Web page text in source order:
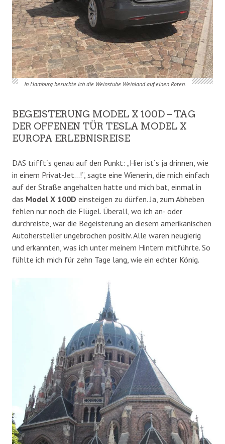
In Hamburg besuchte ich die Weinstube Weinland auf einen Roten.
BEGEISTERUNG MODEL X 100D – TAG
DER OFFENEN TÜR TESLA MODEL X
EUROPA ERLEBNISREISE
DAS trifft´s genau auf den Punkt: „Hier ist´s ja drinnen, wie
in einem Privat-Jet…!“, sagte eine Wienerin, die mich einfach
auf der Straße angehalten hatte und mich bat, einmal in
das Model X 100D einsteigen zu dürfen. Ja, zum Abheben
fehlen nur noch die Flügel. Überall, wo ich an- oder
durchreiste, war die Begeisterung an diesem amerikanischen
Autohersteller ungebrochen positiv. Alle waren neugierig
und erkannten, was ich unter meinem Hintern mitführte. So
fühlte ich mich für zehn Tage lang, wie ein echter König.